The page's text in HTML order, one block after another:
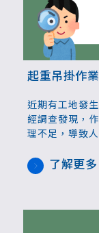
起重吊掛作
近期有工地發
經調查發現，
理不足，導致
估，設置完善
足夠的護欄等
了解更多